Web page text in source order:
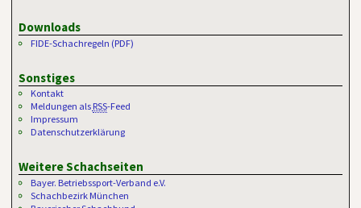
Downloads
FIDE-Schachregeln (PDF)
Sonstiges
Kontakt
Meldungen als RSS-Feed
Impressum
Datenschutzerklärung
Weitere Schachseiten
Bayer. Betriebssport-Verband e.V.
Schachbezirk München